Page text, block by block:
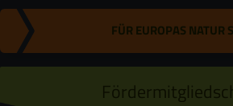
FÜR EUROPAS NATUR